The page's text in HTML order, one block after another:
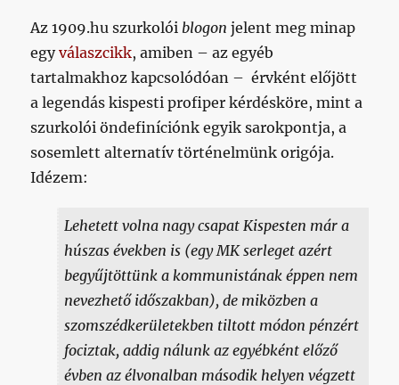
Az 1909.hu szurkolói blogon jelent meg minap
egyválaszcikk, amiben – az egyéb
tartalmakhoz kapcsolódóan – érvként előjött
a legendás kispesti profiper kérdésköre, mint a
szurkolói öndefiníciónk egyik sarokpontja, a
sosemlett alternatív történelmünk origója.
Idézem:
Lehetett volna nagy csapat Kispesten már a
húszas években is (egy MK serleget azért
begyűjtöttünk a kommunistának éppen nem
nevezhető időszakban), de miközben a
szomszédkerületekben tiltott módon pénzért
fociztak, addig nálunk az egyébként előző
évben az élvonalban második helyen végzett